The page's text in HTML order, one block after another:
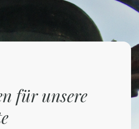
für unsere